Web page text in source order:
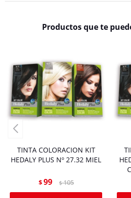
Productos que te
TINTA COLORACION KIT
HEDALY PLUS Nº 27.32 MIEL
$99 $ 105